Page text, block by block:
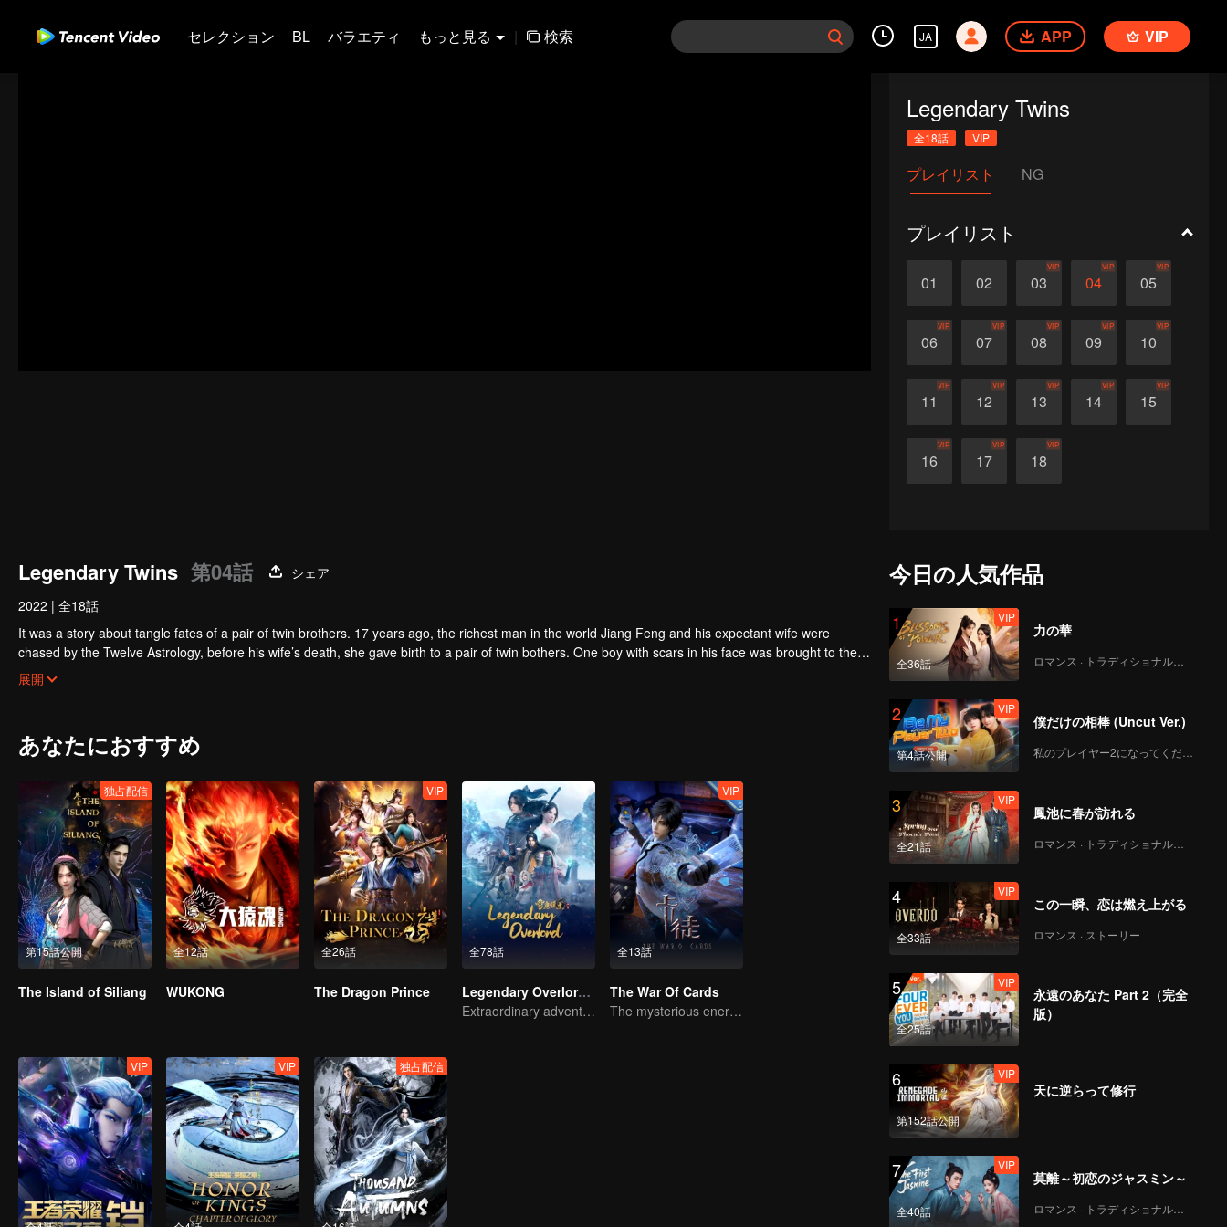
セレクション BL バラエティ もっと見る | 検索 JA APP VIP
Legendary Twins
全18話 VIP
プレイリスト NG
プレイリスト
01 02 03
VIP
04
VIP
05
VIP
06
VIP
07
VIP
08
VIP
09
VIP
10
VIP
11
VIP
12
VIP
13
VIP
14
VIP
15
VIP
16
VIP
17
VIP
18
VIP
Legendary Twins 第04話
シェア
2022 | 全18話
It was a story about tangle fates of a pair of twin brothers. 17 years ago, the richest man in the world Jiang Feng and his expectant wife were
chased by the Twelve Astrology, before his wife’s death, she gave birth to a pair of twin bothers. One boy with scars in his face was brought to the
Villains' Valley, the other boy was brought to the forbidden area in the Martial arts World, Palace Yihua.
After many years, the young man with scars in his face Jiang Xiaoyu was brought up by five evils in the Villains' Valley and wanted to be the first
villain in the world. Hua Wuque did good deeds and destroyed evil in the spirit of defending traditional moral principles.
展開
あなたにおすすめ
第15話公開
独占配信
The Island of Siliang
全12話
WUKONG
全26話
VIP
The Dragon Prince
全78話
Legendary Overlord S2
Extraordinary adventure, a teenager reborn from adversity.
全13話
VIP
The War Of Cards
The mysterious energy from cards caused a war, how did Chen Mu handle it?
VIP VIP 独占配信
今日の人気作品
1
全36話
VIP
力の華
ロマンス · トラディショナル・コスチューム
2
第4話公開
VIP
僕だけの相棒 (Uncut Ver.)
私のプレイヤー2になってください
3
全21話
VIP
鳳池に春が訪れる
ロマンス · トラディショナル・コスチューム
4
全33話
VIP
この一瞬、恋は燃え上がる
ロマンス · ストーリー
5
全25話
VIP
永遠のあなた Part 2（完全
版）
6
第152話公開
VIP
天に逆らって修行
7
全40話
VIP
莫離～初恋のジャスミン～
ロマンス · トラディショナル・コスチューム